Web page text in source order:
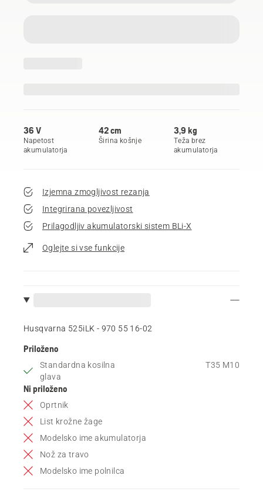
36 V
Napetost
akumulatorja
42 cm
Širina košnje
3,9 kg
Teža brez
akumulatorja
Izjemna zmogljivost rezanja
Integrirana povezljivost
Prilagodljiv akumulatorski sistem BLi-X
Oglejte si vse funkcije
Husqvarna 525iLK - 970 55 16‑02
Priloženo
Standardna kosilna
glava
T35 M10
Ni priloženo
Oprtnik
List krožne žage
Modelsko ime akumulatorja
Nož za travo
Modelsko ime polnilca